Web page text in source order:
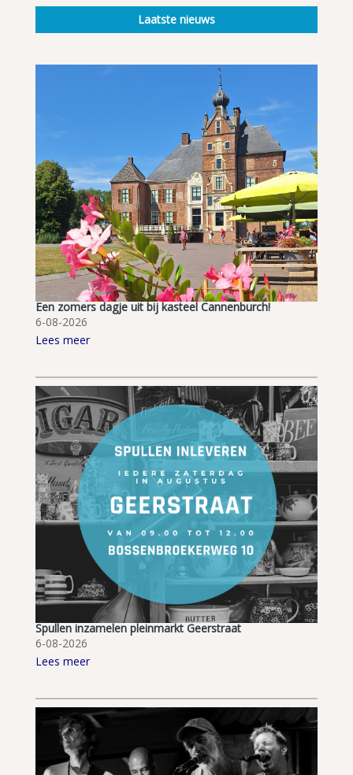
Laatste nieuws
Een zomers dagje uit bij kasteel Cannenburch!
6-08-2026
Lees meer
Spullen inzamelen pleinmarkt Geerstraat
6-08-2026
Lees meer